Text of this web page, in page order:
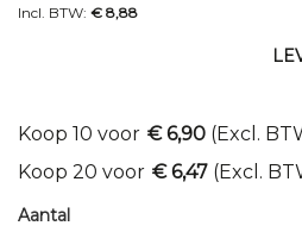
€ 8,88
Koop 10 voor € 6,90 (Excl.
Koop 20 voor € 6,47 (Excl.
Aantal